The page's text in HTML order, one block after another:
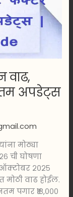
वाढ,
अपडेट्स
मोठ्या
ची घोषणा
२०२५
मोठी वाढ होईल.
पगार ₹१८,०००